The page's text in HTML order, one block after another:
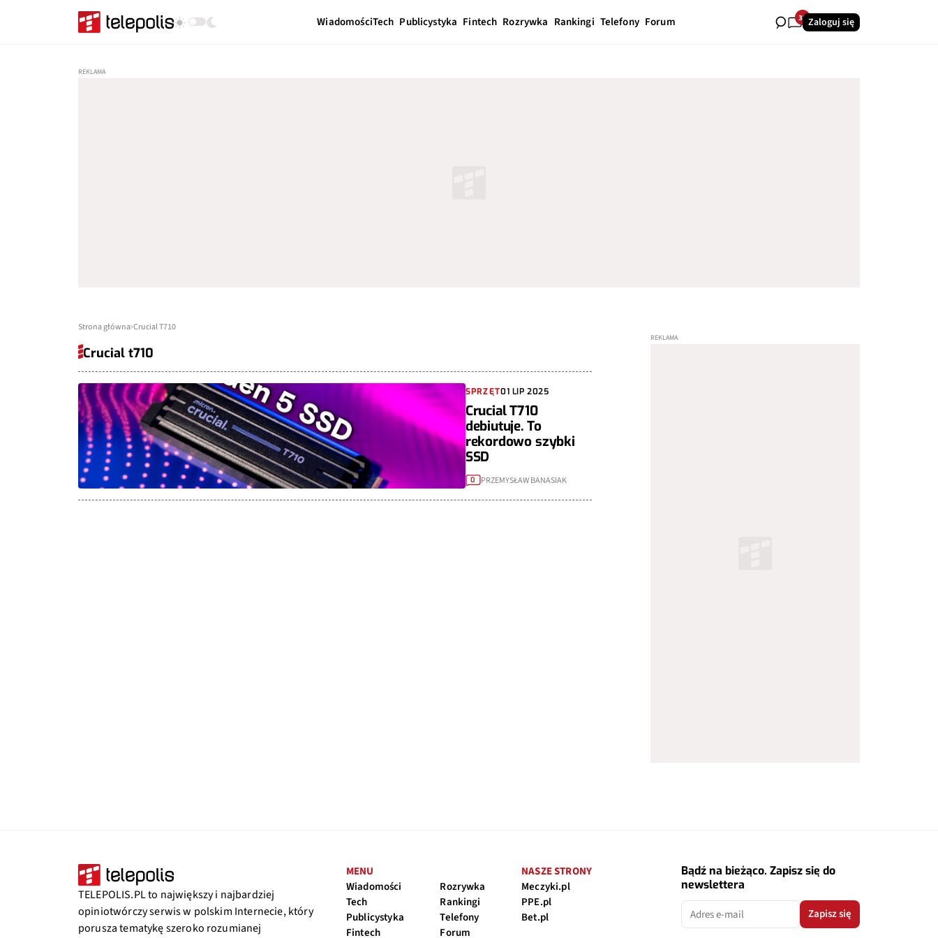
WiadomościTech Publicystyka Fintech Rozrywka Rankingi Telefony Forum 32Zaloguj się
Strona główna Crucial T710
Crucial t710
SPRZĘT01 LIP 2025
Crucial T710
debiutuje. To
rekordowo szybki
SSD
0 PRZEMYSŁAW BANASIAK
TELEPOLIS.PL to największy i najbardziej
opiniotwórczy serwis w polskim Internecie, który
porusza tematykę szeroko rozumianej
MENU
Wiadomości
Tech
Publicystyka
Fintech
Rozrywka
Rankingi
Telefony
Forum
NASZE STRONY
Meczyki.pl
PPE.pl
Bet.pl
Bądź na bieżąco. Zapisz się do
newslettera
Zapisz się